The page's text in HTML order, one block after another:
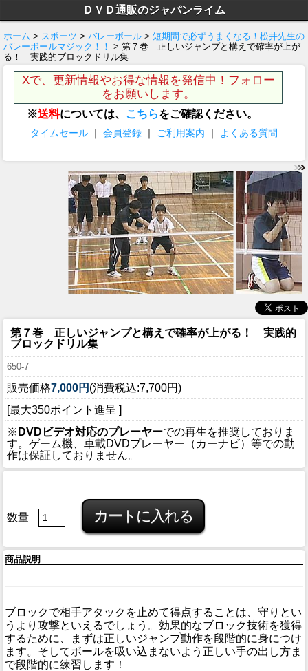
ＤＶＤ通販のジャパンライム
ホーム > スポーツ > バレーボール > 短期間で必ずうまくなる！松井先生の
バレーボールマジック！！ > 第７巻 正しいジャンプと構えで確率が上が
る！ 実践的ブロックドリル集
Xで、更新情報やお得な情報を発信中！フォロー
をお願いします。
※送料については、 こちらをご確認ください。
タイムセール ｜ 会員登録 ｜ ご利用案内 ｜ よくある質問
第７巻 正しいジャンプと構えで確率が上がる！ 実践的
ブロックドリル集
650-7
販売価格7,000円 (消費税込:7,700円)
[最大350ポイント進呈 ]
※ DVDビデオ対応のプレーヤーでの再生を推奨しておりま
す。ゲーム機、車載DVDプレーヤー（カーナビ）等での動
作は保証しておりません。
数量
商品説明
ブロックで相手アタックを止めて得点することは、守りとい
うより攻撃といえるでしょう。効果的なブロック技術を獲得
するために、まずは正しいジャンプ動作を段階的に身につけ
ます。そしてボールを吸い込まないよう正しい手の出し方ま
で段階的に練習します！